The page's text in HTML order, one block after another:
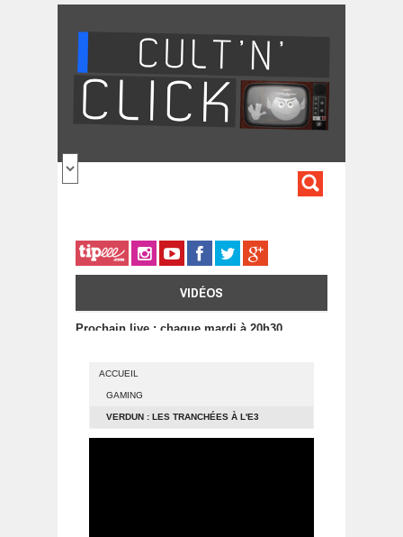
VIDÉOS
Prochain live : chaque mardi à 20h30
ACCUEIL
GAMING
VERDUN : LES TRANCHÉES À L'E3